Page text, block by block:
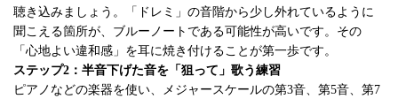
聴き込みましょう。「ドレミ」の音階から少し外れているように
聞こえる箇所が、ブルーノートである可能性が高いです。その
「心地よい違和感」を耳に焼き付けることが第一歩です。
ステップ2：半音下げた音を「狙って」歌う練習
ピアノなどの楽器を使い、メジャースケールの第3音、第5音、第7